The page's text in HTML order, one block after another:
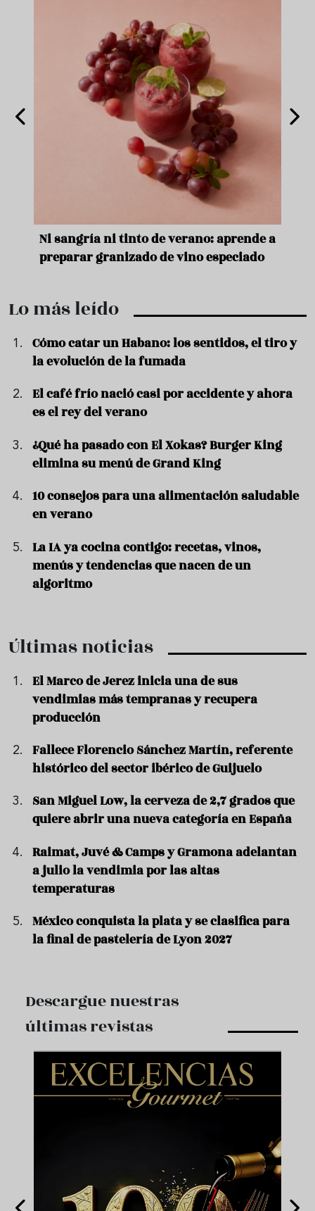
Ni sangría ni tinto de verano: aprende a
preparar granizado de vino especiado
Lo más leído
Cómo catar un Habano: los sentidos, el tiro y
la evolución de la fumada
El café frío nació casi por accidente y ahora
es el rey del verano
¿Qué ha pasado con El Xokas? Burger King
elimina su menú de Grand King
10 consejos para una alimentación saludable
en verano
La IA ya cocina contigo: recetas, vinos,
menús y tendencias que nacen de un
algoritmo
Últimas noticias
El Marco de Jerez inicia una de sus
vendimias más tempranas y recupera
producción
Fallece Florencio Sánchez Martín, referente
histórico del sector ibérico de Guijuelo
San Miguel Low, la cerveza de 2,7 grados que
quiere abrir una nueva categoría en España
Raimat, Juvé & Camps y Gramona adelantan
a julio la vendimia por las altas
temperaturas
México conquista la plata y se clasifica para
la final de pastelería de Lyon 2027
Descargue nuestras
últimas revistas